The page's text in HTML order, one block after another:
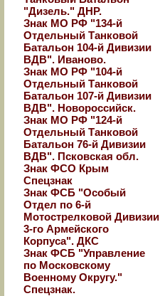
"Дизель." ДНР.
Знак МО РФ "134-й
Отдельный Танковой
Батальон 104-й Дивизии
ВДВ". Иваново.
Знак МО РФ "104-й
Отдельный Танковой
Батальон 107-й Дивизии
ВДВ". Новороссийск.
Знак МО РФ "124-й
Отдельный Танковой
Батальон 76-й Дивизии
ВДВ". Псковская обл.
Знак ФСО Крым
Спецзнак
Знак ФСБ "Особый
Отдел по 6-й
Мотострелковой Дивизии
3-го Армейского
Корпуса". ДКС
Знак ФСБ "Управление
по Московскому
Военному Округу."
Спецзнак.